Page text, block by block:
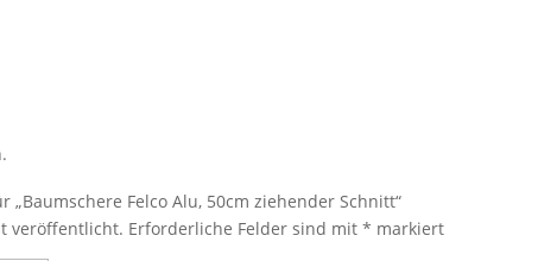
„Baumschere Felco Alu, 50cm ziehender Schnitt“
veröffentlicht. Erforderliche Felder sind mit* markiert